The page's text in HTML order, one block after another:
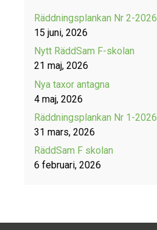
Räddningsplankan Nr 2-2026
15 juni, 2026
Nytt RäddSam F-skolan
21 maj, 2026
Nya taxor antagna
4 maj, 2026
Räddningsplankan Nr 1-2026
31 mars, 2026
RäddSam F skolan
6 februari, 2026